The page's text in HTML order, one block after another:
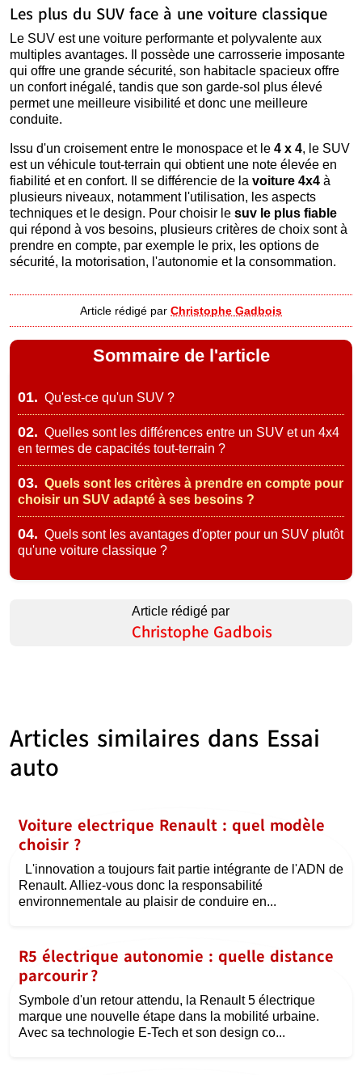
Les plus du SUV face à une voiture classique
Le SUV est une voiture performante et polyvalente aux
multiples avantages. Il possède une carrosserie imposante
qui offre une grande sécurité, son habitacle spacieux offre
un confort inégalé, tandis que son garde-sol plus élevé
permet une meilleure visibilité et donc une meilleure
conduite.
Issu d'un croisement entre le monospace et le 4 x 4, le SUV
est un véhicule tout-terrain qui obtient une note élevée en
fiabilité et en confort. Il se différencie de la voiture 4x4 à
plusieurs niveaux, notamment l'utilisation, les aspects
techniques et le design. Pour choisir le suv le plus fiable
qui répond à vos besoins, plusieurs critères de choix sont à
prendre en compte, par exemple le prix, les options de
sécurité, la motorisation, l'autonomie et la consommation.
Article rédigé par Christophe Gadbois
Sommaire de l'article
01. Qu'est-ce qu'un SUV ?
02. Quelles sont les différences entre un SUV et un 4x4
en termes de capacités tout-terrain ?
03. Quels sont les critères à prendre en compte pour
choisir un SUV adapté à ses besoins ?
04. Quels sont les avantages d'opter pour un SUV plutôt
qu'une voiture classique ?
Article rédigé par
Christophe Gadbois
Articles similaires dans Essai
auto
Voiture electrique Renault : quel modèle
choisir ?
L'innovation a toujours fait partie intégrante de l'ADN de
Renault. Alliez-vous donc la responsabilité
environnementale au plaisir de conduire en...
R5 électrique autonomie : quelle distance
parcourir ?
Symbole d'un retour attendu, la Renault 5 électrique
marque une nouvelle étape dans la mobilité urbaine.
Avec sa technologie E-Tech et son design co...